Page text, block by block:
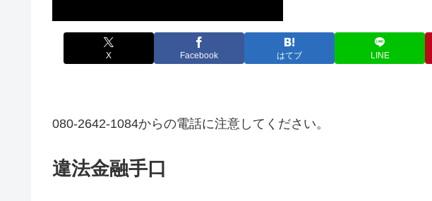
X Facebook はてブ LINE
080-2642-1084からの電話に注意してください。
違法金融手口